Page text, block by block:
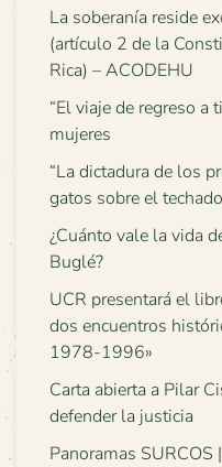
La soberanía reside
(artículo 2 de la
Rica) – ACODEHU
“El viaje de regreso a
mujeres
“La dictadura de los
gatos sobre el techado
¿Cuánto vale la vida
Buglé?
UCR presentará el
dos encuentros
1978-1996»
Carta abierta a Pilar
defender la justicia
Panoramas